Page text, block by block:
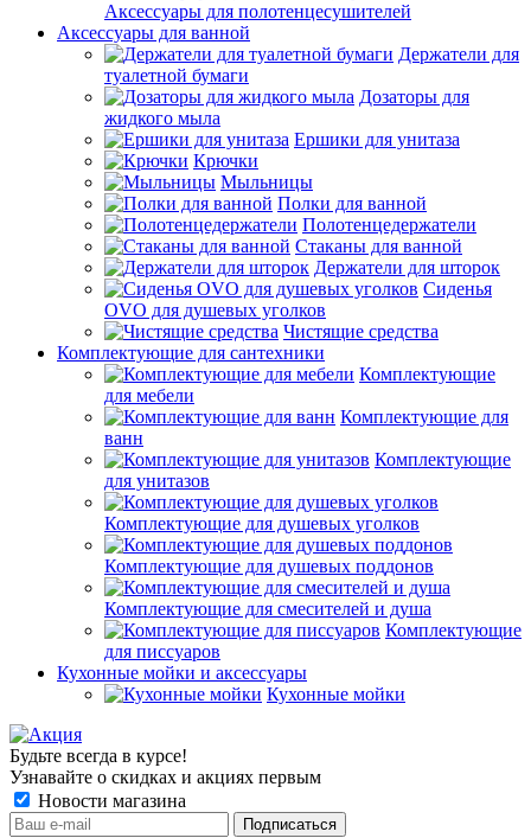
Аксессуары для полотенцесушителей
Аксессуары для ванной
Держатели для
туалетной бумаги
Дозаторы для
жидкого мыла
Ершики для унитаза
Крючки
Мыльницы
Полки для ванной
Полотенцедержатели
Стаканы для ванной
Держатели для шторок
Сиденья
OVO для душевых уголков
Чистящие средства
Комплектующие для сантехники
Комплектующие
для мебели
Комплектующие для
ванн
Комплектующие
для унитазов
Комплектующие для душевых уголков
Комплектующие для душевых поддонов
Комплектующие для смесителей и душа
Комплектующие
для писсуаров
Кухонные мойки и аксессуары
Кухонные мойки
Будьте всегда в курсе!
Узнавайте о скидках и акциях первым
Новости магазина